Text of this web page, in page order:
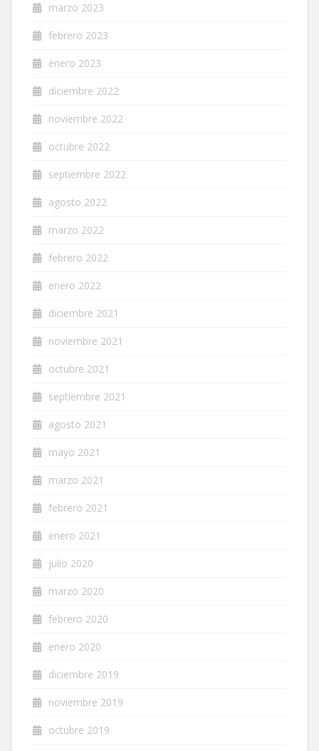
marzo 2023
febrero 2023
enero 2023
diciembre 2022
noviembre 2022
octubre 2022
septiembre 2022
agosto 2022
marzo 2022
febrero 2022
enero 2022
diciembre 2021
noviembre 2021
octubre 2021
septiembre 2021
agosto 2021
mayo 2021
marzo 2021
febrero 2021
enero 2021
julio 2020
marzo 2020
febrero 2020
enero 2020
diciembre 2019
noviembre 2019
octubre 2019